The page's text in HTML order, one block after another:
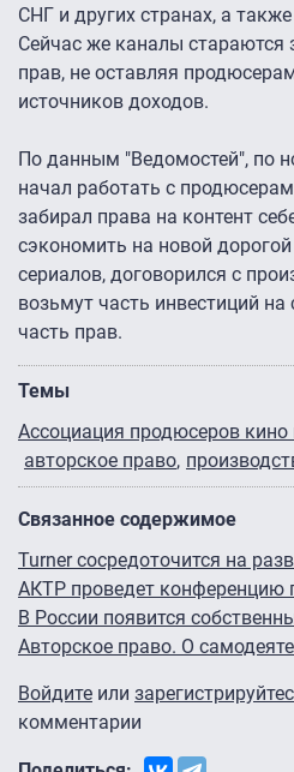
СНГ и других странах, а
Сейчас же каналы стараются
прав, не оставляя
источников доходов.
По данным "Ведомостей", по
начал работать с
забирал права на контент
сэкономить на новой
сериалов, договорился с
возьмут часть инвестиций на
часть прав.
Темы
Ассоциация продюсеров кино
авторское право
Связанное содержимое
Turner сосредоточится на
АКТР проведет конференцию
В России появится
Авторское право. О
Войдите или
комментарии